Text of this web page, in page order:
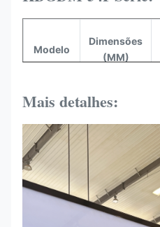
Modelo
Dimensões
(MM)
KBGDM-
"x33.07"
x82.68"
Mais detalhes: